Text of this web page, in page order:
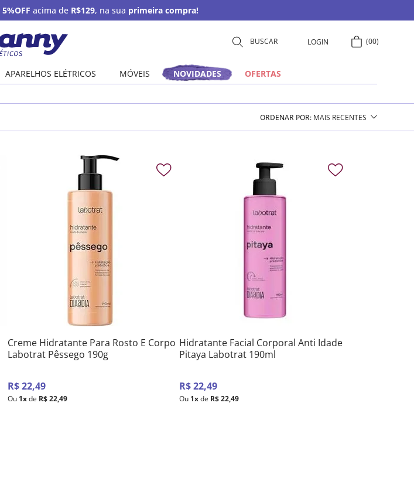
5%OFF acima de R$129, na sua primeira compra!
LOGIN 00
APARELHOS ELÉTRICOS MÓVEIS NOVIDADES OFERTAS
ORDENAR POR MAIS RECENTES
Creme Hidratante Para Rosto E Corpo
Labotrat Pêssego 190g
R$ 22,49
Ou 1x de R$ 22,49
Hidratante Facial Corporal Anti Idade
Pitaya Labotrat 190ml
R$22,49
Ou 1xde R$22,49